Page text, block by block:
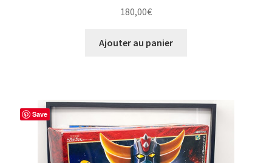
180,00€
Ajouter au panier
Save